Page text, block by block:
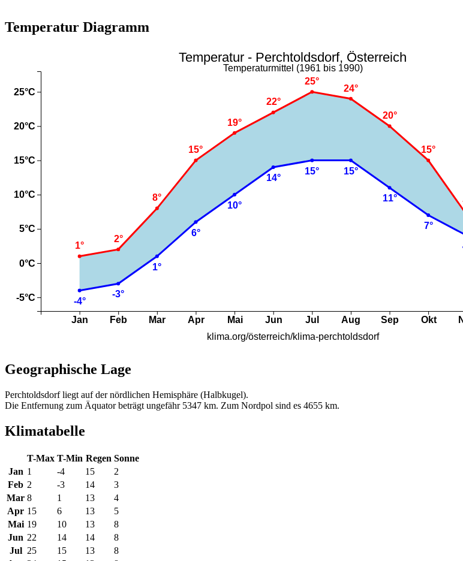
Temperatur Diagramm
Geographische Lage
Perchtoldsdorf liegt auf der nördlichen Hemisphäre (Halbkugel).
Die Entfernung zum Äquator beträgt ungefähr 5347 km. Zum Nordpol sind es 4655 km.
Klimatabelle
T-Max T-Min Regen Sonne
Jan 1 -4 15
2
Feb 2 -3 14
3
Mar 8 1 13
4
Apr 15 6 13
5
Mai 19 10 13
8
Jun 22 14 14
8
Jul 25 15 13
8